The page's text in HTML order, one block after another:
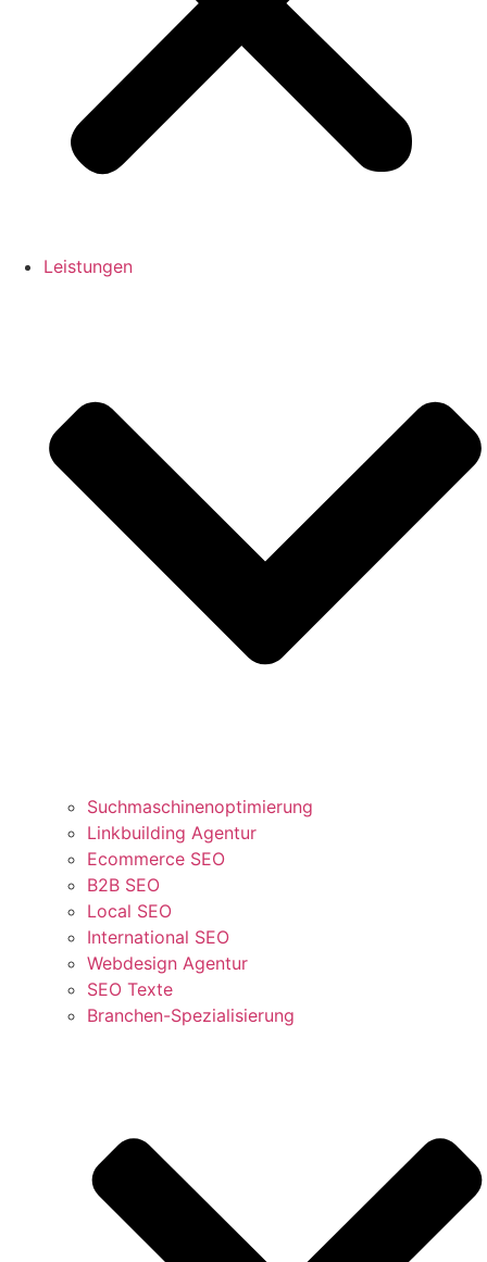
Leistungen
Suchmaschinenoptimierung
Linkbuilding Agentur
Ecommerce SEO
B2B SEO
Local SEO
International SEO
Webdesign Agentur
SEO Texte
Branchen-Spezialisierung